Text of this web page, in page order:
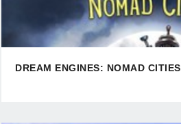
DREAM ENGINES: NOMAD CITIES